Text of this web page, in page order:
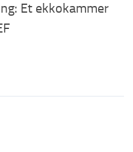
Et ekkokammer